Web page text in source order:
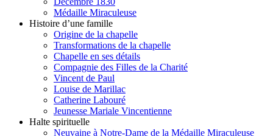
Médaille Miraculeuse
Histoire d’une famille
Origine de la chapelle
Transformations de la chapelle
Chapelle en ses détails
Compagnie des Filles de la Charité
Vincent de Paul
Louise de Marillac
Catherine Labouré
Jeunesse Mariale Vincentienne
Halte spirituelle
Neuvaine à Notre-Dame de la Médaille Miraculeuse